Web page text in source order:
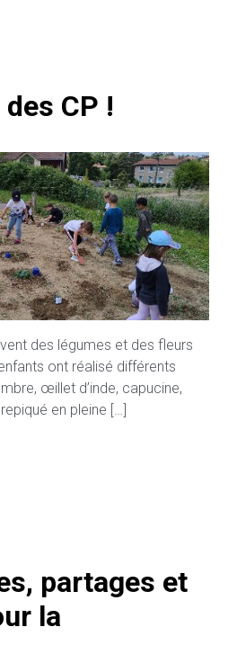
CP !
des légumes et des fleurs
ont réalisé différents
œillet d’inde, capucine,
en pleine […]
partages et
la